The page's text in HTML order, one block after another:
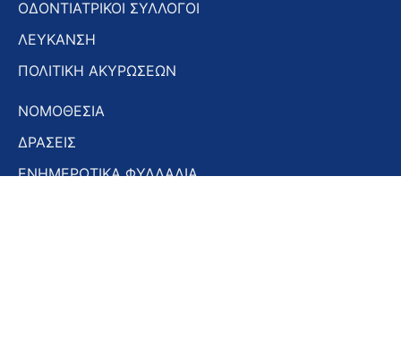
ΟΔΟΝΤΙΑΤΡΙΚΟΙ ΣΥΛΛΟΓΟΙ
ΛΕΥΚΑΝΣΗ
ΠΟΛΙΤΙΚΗ ΑΚΥΡΩΣΕΩΝ
ΝΟΜΟΘΕΣΙΑ
ΔΡΑΣΕΙΣ
ΕΝΗΜΕΡΩΤΙΚΑ ΦΥΛΛΑΔΙΑ